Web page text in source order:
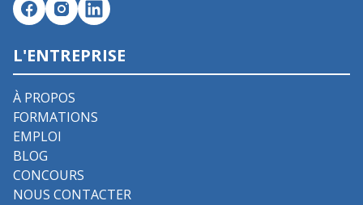
L'ENTREPRISE
À PROPOS
FORMATIONS
EMPLOI
BLOG
CONCOURS
NOUS CONTACTER